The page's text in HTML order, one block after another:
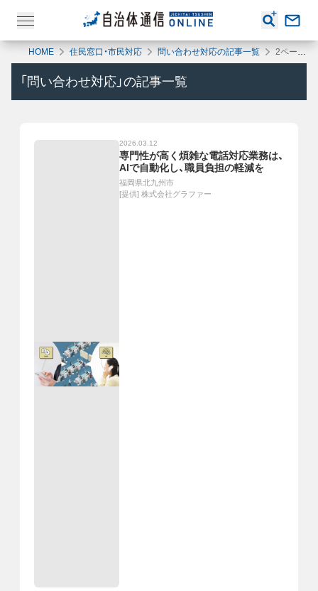
HOME 住民窓口・市民対応 問い合わせ対応の記事一覧 2ページ目
「 問い合わせ対応 」の記事一覧
2026.03.12
専門性が高く煩雑な電話対応業務は、
AIで自動化し、職員負担の軽減を
福岡県北九州市
[提供] 株式会社グラファー